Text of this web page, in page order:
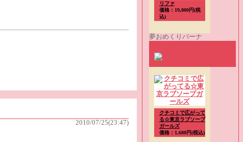
2010/07/25(23:47)
リファ
価格：19,800円(税
込)
夢おめくりバーナ
クチコミで広がって
る☆東京ラブソープ
ガールズ
価格：1,680円(税込)